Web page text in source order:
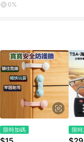
0%
限時加碼 限